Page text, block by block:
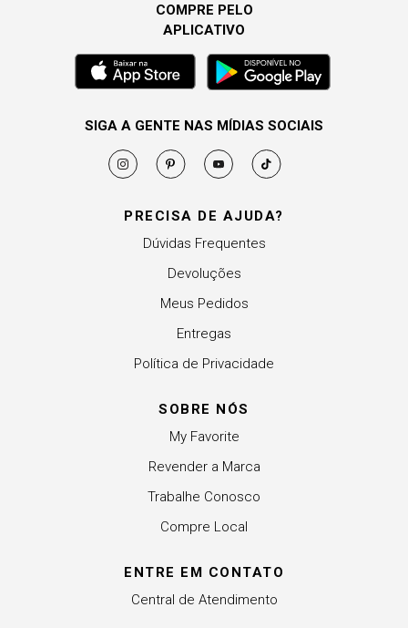
PRECISA DE AJUDA?
Dúvidas Frequentes
Devoluções
Meus Pedidos
Entregas
Política de Privacidade
SOBRE NÓS
My Favorite
Revender a Marca
Trabalhe Conosco
Compre Local
ENTRE EM CONTATO
Central de Atendimento
COMPRE PELO
APLICATIVO
SIGA A GENTE NAS MÍDIAS SOCIAIS